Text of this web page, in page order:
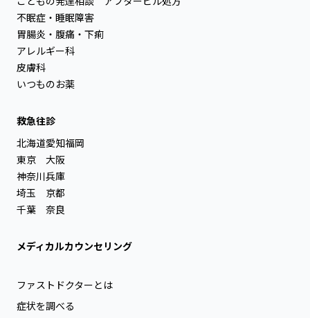
不眠症・睡眠障害
胃腸炎・腹痛・下痢
アレルギー科
皮膚科
いつものお薬
救急往診
北海道
東京
神奈川
埼玉
千葉
愛知
大阪
兵庫
京都
奈良
福岡
メディカルカウンセリング
ファストドクターとは
症状を調べる